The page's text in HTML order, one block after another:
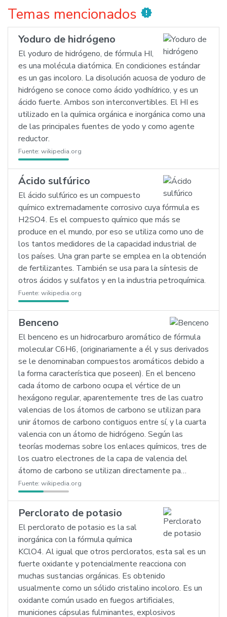
Temas mencionados new_releases
Yoduro de hidrógeno
El yoduro de hidrógeno, de fórmula HI,
es una molécula diatómica. En condiciones estándar
es un gas incoloro. La disolución acuosa de yoduro de
hidrógeno se conoce como ácido yodhídrico, y es un
ácido fuerte. Ambos son interconvertibles. El HI es
utilizado en la química orgánica e inorgánica como una
de las principales fuentes de yodo y como agente
reductor.
Fuente: wikipedia.org
Ácido sulfúrico
El ácido sulfúrico es un compuesto
químico extremadamente corrosivo cuya fórmula es
H2SO4. Es el compuesto químico que más se
produce en el mundo, por eso se utiliza como uno de
los tantos medidores de la capacidad industrial de
los países. Una gran parte se emplea en la obtención
de fertilizantes. También se usa para la síntesis de
otros ácidos y sulfatos y en la industria petroquímica.
Fuente: wikipedia.org
Benceno
El benceno es un hidrocarburo aromático de fórmula
molecular C6H6, (originariamente a él y sus derivados
se le denominaban compuestos aromáticos debido a
la forma característica que poseen). En el benceno
cada átomo de carbono ocupa el vértice de un
hexágono regular, aparentemente tres de las cuatro
valencias de los átomos de carbono se utilizan para
unir átomos de carbono contiguos entre sí, y la cuarta
valencia con un átomo de hidrógeno. Según las
teorías modernas sobre los enlaces químicos, tres de
los cuatro electrones de la capa de valencia del
átomo de carbono se utilizan directamente pa…
Fuente: wikipedia.org
Perclorato de potasio
El perclorato de potasio es la sal
inorgánica con la fórmula química
KClO4. Al igual que otros percloratos, esta sal es un
fuerte oxidante y potencialmente reacciona con
muchas sustancias orgánicas. Es obtenido
usualmente como un sólido cristalino incoloro. Es un
oxidante común usado en fuegos artificiales,
municiones cápsulas fulminantes, explosivos